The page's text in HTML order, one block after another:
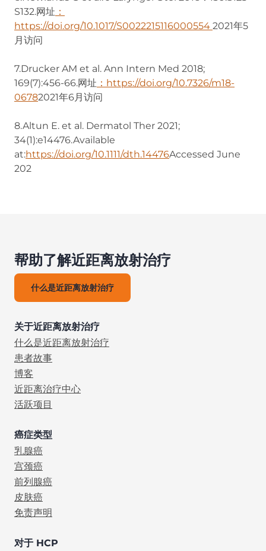
S132.网址 ：
https://doi.org/10.1017/S0022215116000554 2021年5
月访问
7.Drucker AM et al. Ann Intern Med 2018;
169(7):456-66.网址 ：https://doi.org/10.7326/m18-
06782021年6月访问
8.Altun E. et al. Dermatol Ther 2021;
34(1):e14476.Available
at:https://doi.org/10.1111/dth.14476Accessed June
202
帮助了解近距离放射治疗
什么是近距离放射治疗
关于近距离放射治疗
什么是近距离放射治疗
患者故事
博客
近距离治疗中心
活跃项目
癌症类型
乳腺癌
宫颈癌
前列腺癌
皮肤癌
免责声明
对于 HCP